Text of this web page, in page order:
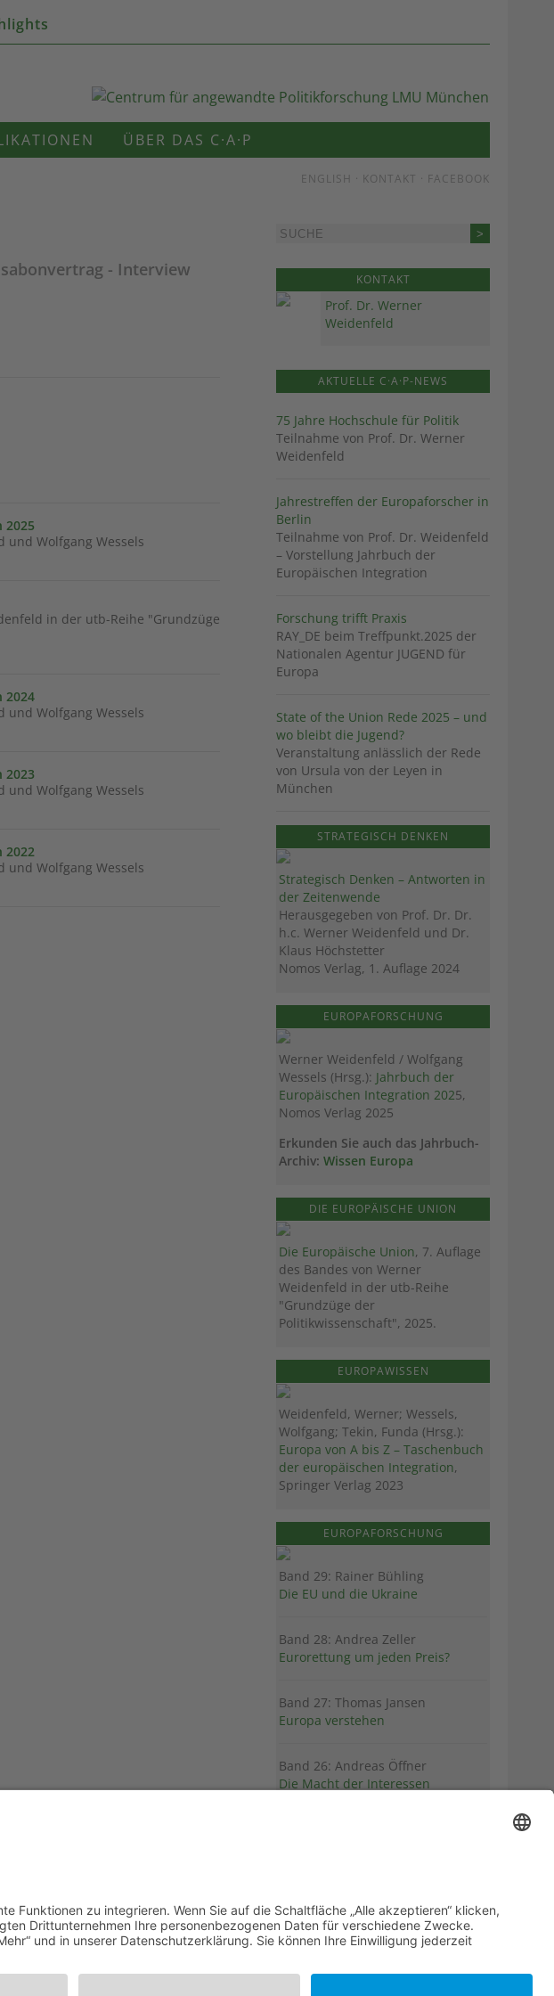
ÜBER DAS C·A·P
ENGLISH · KONTAKT · FACEBOOK
- Interview
2025
und Wolfgang Wessels
in der utb-Reihe "Grundzüge
2024
und Wolfgang Wessels
2023
und Wolfgang Wessels
2022
und Wolfgang Wessels
KONTAKT
Prof. Dr. Werner
Weidenfeld
AKTUELLE C·A·P-NEWS
75 Jahre Hochschule für Politik
Teilnahme von Prof. Dr. Werner
Weidenfeld
Jahrestreffen der Europaforscher in
Berlin
Teilnahme von Prof. Dr. Weidenfeld
– Vorstellung Jahrbuch der
Europäischen Integration
Forschung trifft Praxis
RAY_DE beim Treffpunkt.2025 der
Nationalen Agentur JUGEND für
Europa
State of the Union Rede 2025 – und
wo bleibt die Jugend?
Veranstaltung anlässlich der Rede
von Ursula von der Leyen in
München
STRATEGISCH DENKEN
Strategisch Denken – Antworten in
der Zeitenwende
Herausgegeben von Prof. Dr. Dr.
h.c. Werner Weidenfeld und Dr.
Klaus Höchstetter
Nomos Verlag, 1. Auflage 2024
EUROPAFORSCHUNG
Werner Weidenfeld / Wolfgang
Wessels (Hrsg.): Jahrbuch der
Europäischen Integration 2025,
Nomos Verlag 2025
Erkunden Sie auch das Jahrbuch-
Archiv: Wissen Europa
DIE EUROPÄISCHE UNION
Die Europäische Union, 7. Auflage
des Bandes von Werner
Weidenfeld in der utb-Reihe
"Grundzüge der
Politikwissenschaft", 2025.
EUROPAWISSEN
Weidenfeld, Werner; Wessels,
Wolfgang; Tekin, Funda (Hrsg.):
Europa von A bis Z – Taschenbuch
der europäischen Integration,
Springer Verlag 2023
EUROPAFORSCHUNG
Band 29: Rainer Bühling
Die EU und die Ukraine
Band 28: Andrea Zeller
Eurorettung um jeden Preis?
Band 27: Thomas Jansen
Europa verstehen
Band 26: Andreas Öffner
Die Macht der Interessen
PDF-Flyer zur Schriftenreihe